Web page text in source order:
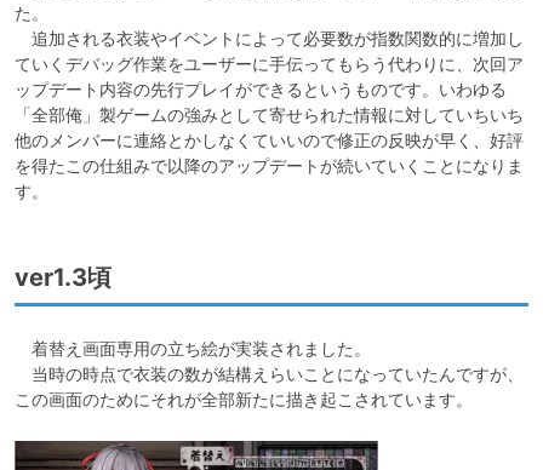
た。
追加される衣装やイベントによって必要数が指数関数的に増加し
ていくデバッグ作業をユーザーに手伝ってもらう代わりに、次回ア
ップデート内容の先行プレイができるというものです。いわゆる
「全部俺」製ゲームの強みとして寄せられた情報に対していちいち
他のメンバーに連絡とかしなくていいので修正の反映が早く、好評
を得たこの仕組みで以降のアップデートが続いていくことになりま
す。
ver1.3頃
着替え画面専用の立ち絵が実装されました。
当時の時点で衣装の数が結構えらいことになっていたんですが、
この画面のためにそれが全部新たに描き起こされています。